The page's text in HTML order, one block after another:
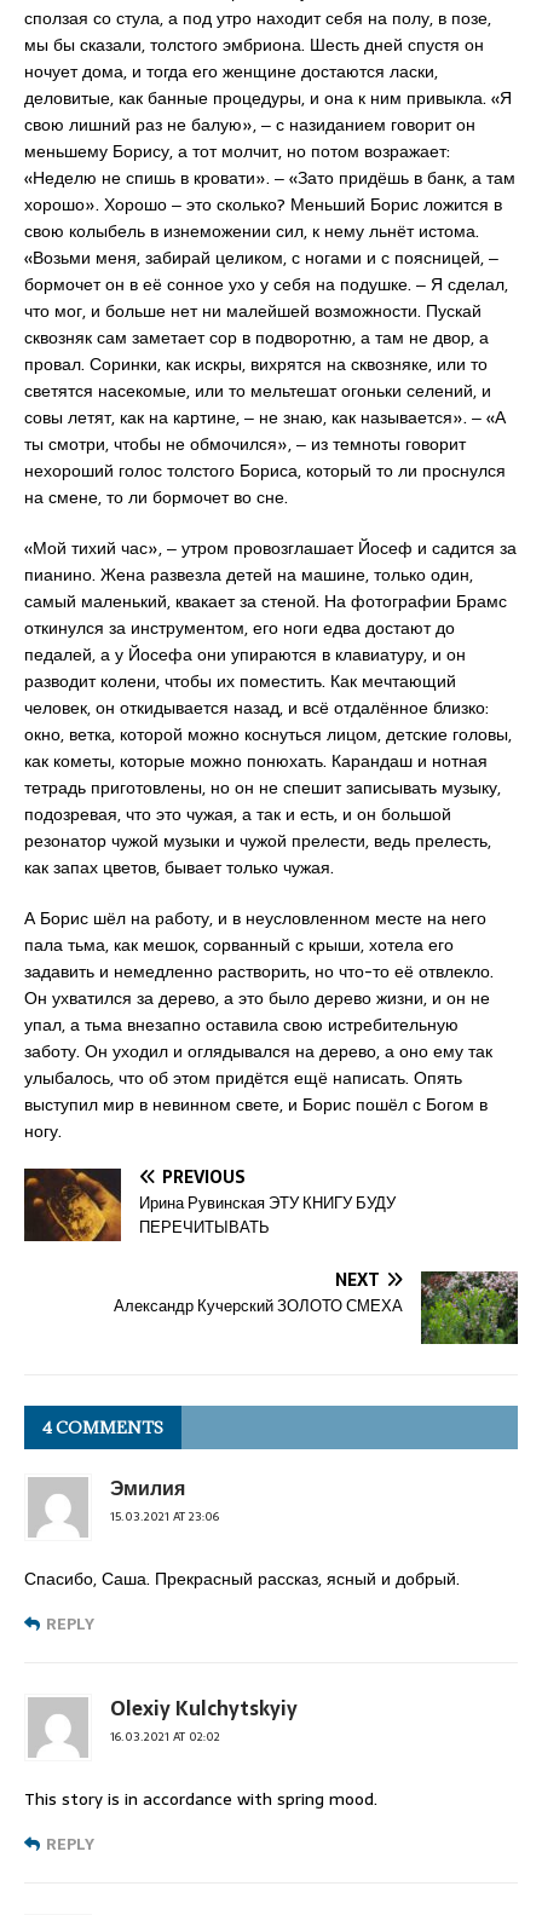
сползая со стула, а под утро находит себя на полу, в позе,
мы бы сказали, толстого эмбриона. Шесть дней спустя он
ночует дома, и тогда его женщине достаются ласки,
деловитые, как банные процедуры, и она к ним привыкла. «Я
свою лишний раз не балую», ‒ с назиданием говорит он
меньшему Борису, а тот молчит, но потом возражает:
«Неделю не спишь в кровати». ‒ «Зато придёшь в банк, а там
хорошо». Хорошо ‒ это сколько? Меньший Борис ложится в
свою колыбель в изнеможении сил, к нему льнёт истома.
«Возьми меня, забирай целиком, с ногами и с поясницей, ‒
бормочет он в её сонное ухо у себя на подушке. ‒ Я сделал,
что мог, и больше нет ни малейшей возможности. Пускай
сквозняк сам заметает сор в подворотню, а там не двор, а
провал. Соринки, как искры, вихрятся на сквозняке, или то
светятся насекомые, или то мельтешат огоньки селений, и
совы летят, как на картине, ‒ не знаю, как называется». ‒ «А
ты смотри, чтобы не обмочился», ‒ из темноты говорит
нехороший голос толстого Бориса, который то ли проснулся
на смене, то ли бормочет во сне.
«Мой тихий час», ‒ утром провозглашает Йосеф и садится за
пианино. Жена развезла детей на машине, только один,
самый маленький, квакает за стеной. На фотографии Брамс
откинулся за инструментом, его ноги едва достают до
педалей, а у Йосефа они упираются в клавиатуру, и он
разводит колени, чтобы их поместить. Как мечтающий
человек, он откидывается назад, и всё отдалённое близко:
окно, ветка, которой можно коснуться лицом, детские головы,
как кометы, которые можно понюхать. Карандаш и нотная
тетрадь приготовлены, но он не спешит записывать музыку,
подозревая, что это чужая, а так и есть, и он большой
резонатор чужой музыки и чужой прелести, ведь прелесть,
как запах цветов, бывает только чужая.
А Борис шёл на работу, и в неусловленном месте на него
пала тьма, как мешок, сорванный с крыши, хотела его
задавить и немедленно растворить, но что-то её отвлекло.
Он ухватился за дерево, а это было дерево жизни, и он не
упал, а тьма внезапно оставила свою истребительную
заботу. Он уходил и оглядывался на дерево, а оно ему так
улыбалось, что об этом придётся ещё написать. Опять
выступил мир в невинном свете, и Борис пошёл с Богом в
ногу.
PREVIOUS
Ирина Рувинская ЭТУ КНИГУ БУДУ
ПЕРЕЧИТЫВАТЬ
NEXT
Александр Кучерский ЗОЛОТО СМЕХА
4 COMMENTS
Эмилия
15.03.2021 AT 23:06
Спасибо, Саша. Прекрасный рассказ, ясный и добрый.
REPLY
Olexiy Kulchytskyiy
16.03.2021 AT 02:02
This story is in accordance with spring mood.
REPLY